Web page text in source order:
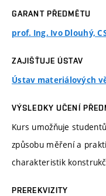
GARANT PŘEDMĚTU
prof. Ing. Ivo Dlouhý,
ZAJIŠŤUJE ÚSTAV
Ústav materiálových
VÝSLEDKY UČENÍ
Kurs umožňuje
způsobu měření a
charakteristik
PREREKVIZITY